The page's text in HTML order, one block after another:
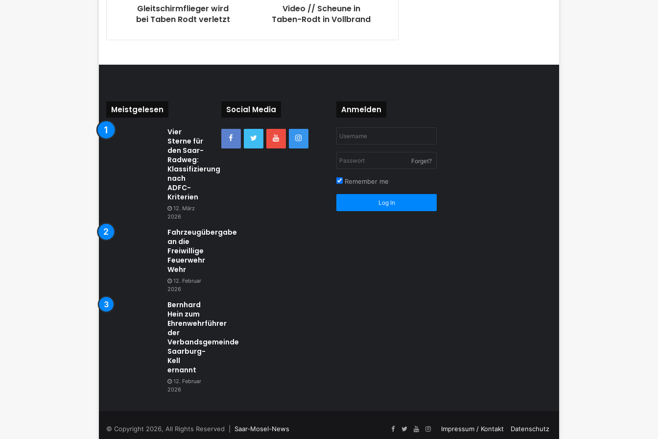
Gleitschirmflieger wird
bei Taben Rodt verletzt
Video // Scheune in
Taben-Rodt in Vollbrand
Meistgelesen
Vier
Sterne für
den Saar-
Radweg:
Klassifizierung
nach
ADFC-
Kriterien
12. März
2026
Fahrzeugübergabe
an die
Freiwillige
Feuerwehr
Wehr
12. Februar
2026
Bernhard
Hein zum
Ehrenwehrführer
der
Verbandsgemeinde
Saarburg-
Kell
ernannt
12. Februar
2026
Social Media Anmelden
Forget?
Remember me
Log In
© Copyright 2026, All Rights Reserved | Saar-Mosel-News Impressum / Kontakt Datenschutz